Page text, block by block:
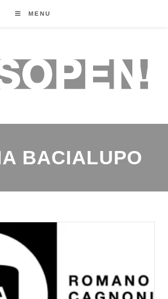
MENU
BACIALUPO